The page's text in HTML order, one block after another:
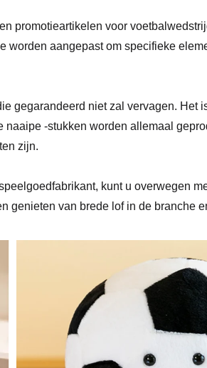
promotieartikelen voor
worden aangepast om specifieke
gegarandeerd niet zal vervagen. Het
-stukken worden allemaal
zijn.
kunt u overwegen
genieten van brede lof in de branche